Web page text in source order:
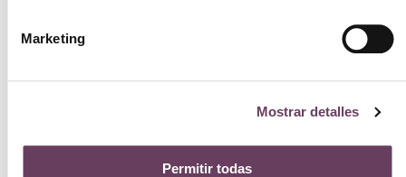
Marketing
Mostrar detalles
Permitir todas